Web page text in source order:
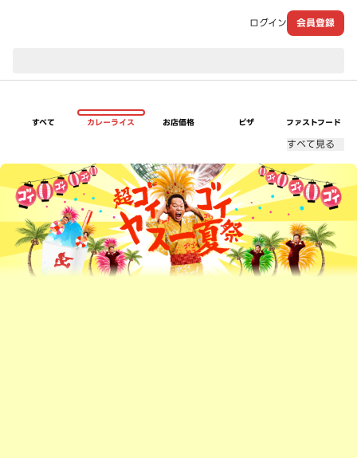
ログイン 会員登録
すべて カレーライス お店価格 ピザ ファストフード
すべて見る
超ゴイゴイヤスー夏祭